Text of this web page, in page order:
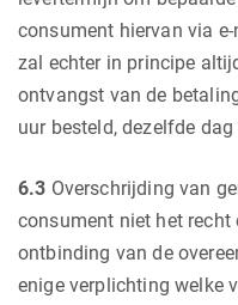
consument hiervan via
zal echter in principe
ontvangst van de
uur besteld, dezelfde
6.3 Overschrijding van
consument niet het recht
ontbinding van de
enige verplichting welke